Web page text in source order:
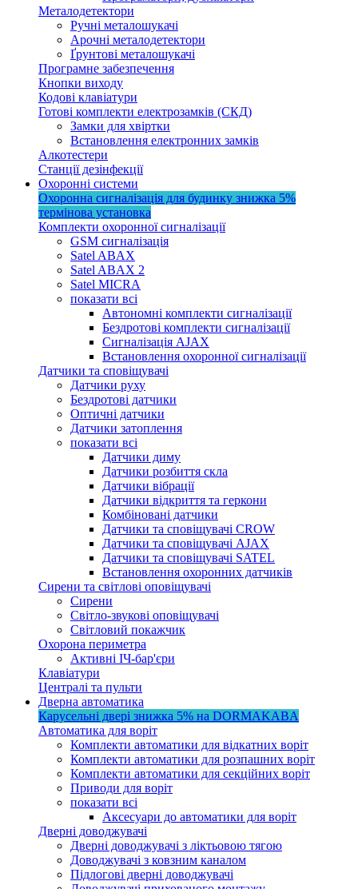
Металодетектори
Ручні металошукачі
Арочні металодетектори
Ґрунтові металошукачі
Програмне забезпечення
Кнопки виходу
Кодові клавіатури
Готові комплекти електрозамків (СКД)
Замки для хвіртки
Встановлення електронних замків
Алкотестери
Станції дезінфекції
Охоронні системи
Охоронна сигналізація для будинку знижка 5%
термінова установка
Комплекти охоронної сигналізації
GSM сигналізація
Satel ABAX
Satel ABAX 2
Satel MICRA
показати всі
Автономні комплекти сигналізації
Бездротові комплекти сигналізації
Сигналізація AJAX
Встановлення охоронної сигналізації
Датчики та сповіщувачі
Датчики руху
Бездротові датчики
Оптичні датчики
Датчики затоплення
показати всі
Датчики диму
Датчики розбиття скла
Датчики вібрації
Датчики відкриття та геркони
Комбіновані датчики
Датчики та сповіщувачі CROW
Датчики та сповіщувачі AJAX
Датчики та сповіщувачі SATEL
Встановлення охоронних датчиків
Сирени та світлові оповіщувачі
Сирени
Світло-звукові оповіщувачі
Світловий покажчик
Охорона периметра
Активні ІЧ-бар'єри
Клавіатури
Централі та пульти
Дверна автоматика
Карусельні двері знижка 5% на DORMAKABA
Автоматика для воріт
Комплекти автоматики для відкатних воріт
Комплекти автоматики для розпашних воріт
Комплекти автоматики для секційних воріт
Приводи для воріт
показати всі
Аксесуари до автоматики для воріт
Дверні доводжувачі
Дверні доводжувачі з ліктьовою тягою
Доводжувачі з ковзним каналом
Підлогові дверні доводжувачі